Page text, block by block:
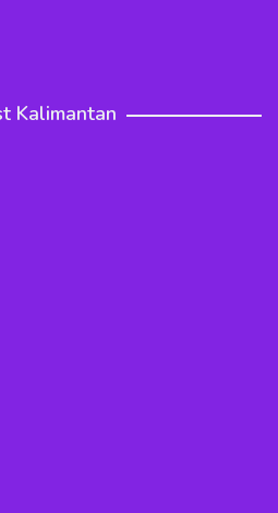
Kalimantan